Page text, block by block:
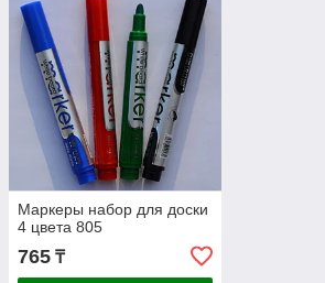
Маркеры набор для доски
4 цвета 805
765 ₸